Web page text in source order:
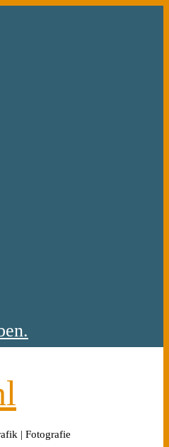
| Fotografie